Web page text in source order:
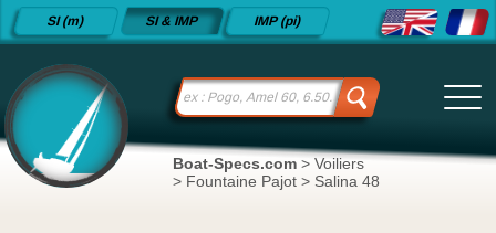
Fiches
techniques
depuis
2015
SI (m) SI & IMP IMP (pi)
Boat-Specs.com > Voiliers
> Fountaine Pajot > Salina 48